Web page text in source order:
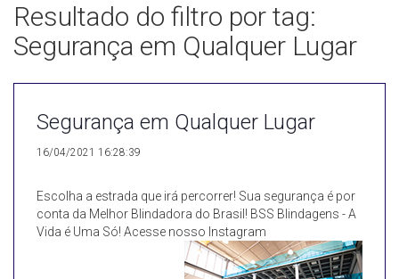
Resultado do filtro por tag:
Segurança em Qualquer Lugar
Segurança em Qualquer Lugar
16/04/2021 16:28:39
Escolha a estrada que irá percorrer! Sua segurança é por
conta da Melhor Blindadora do Brasil! BSS Blindagens - A
Vida é Uma Só! Acesse nosso Instagram